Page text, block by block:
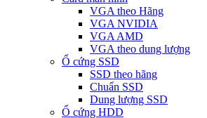
VGA theo Hãng
VGA NVIDIA
VGA AMD
VGA theo dung lượng
Ổ cứng SSD
SSD theo hãng
Chuẩn SSD
Dung lượng SSD
Ổ cứng HDD